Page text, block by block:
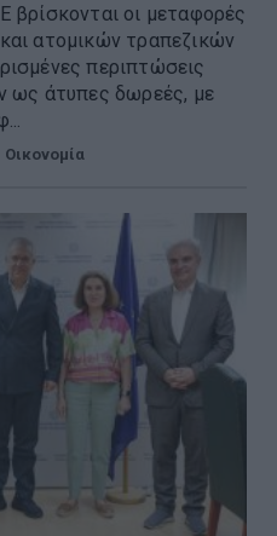
βρίσκονται οι μεταφορές
ατομικών τραπεζικών
περιπτώσεις
ως άτυπες δωρεές, με
Οικονομία